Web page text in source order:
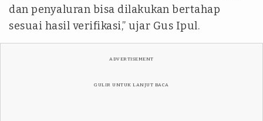
dan penyaluran bisa dilakukan bertahap
sesuai hasil verifikasi,” ujar Gus Ipul.
ADVERTISEMENT
GULIR UNTUK LANJUT BACA